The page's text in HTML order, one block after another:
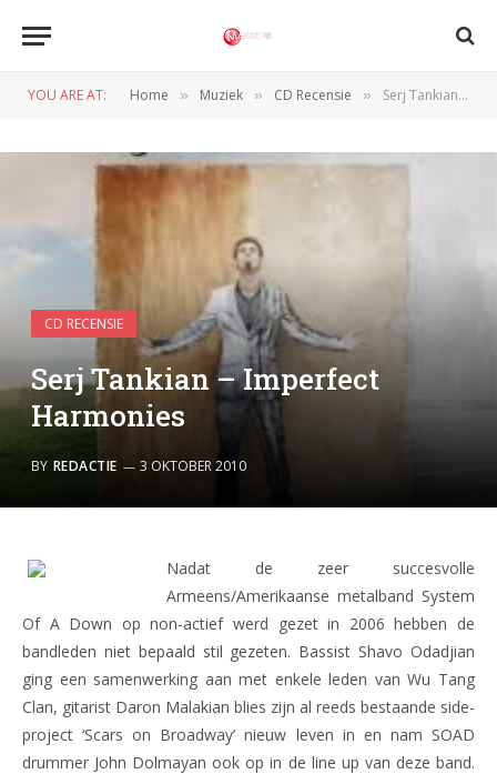
YOU ARE AT: Home » Muziek » CD Recensie » Serj Tankian – Imperfect Harmonies
CD RECENSIE
Serj Tankian – Imperfect
Harmonies
BY REDACTIE 3 OKTOBER 2010
Nadat de zeer succesvolle
Armeens/Amerikaanse metalband System
Of A Down op non-actief werd gezet in 2006 hebben de
bandleden niet bepaald stil gezeten. Bassist Shavo Odadjian
ging een samenwerking aan met enkele leden van Wu Tang
Clan, gitarist Daron Malakian blies zijn al reeds bestaande side-
project ‘Scars on Broadway’ nieuw leven in en nam SOAD
drummer John Dolmayan ook op in de line up van deze band.